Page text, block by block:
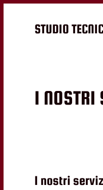
STUDIO
I NOSTRI
I nostri